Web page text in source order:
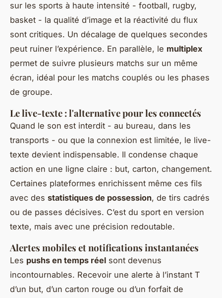
sur les sports à haute intensité - football, rugby,
basket - la qualité d’image et la réactivité du flux
sont critiques. Un décalage de quelques secondes
peut ruiner l’expérience. En parallèle, le multiplex
permet de suivre plusieurs matchs sur un même
écran, idéal pour les matchs couplés ou les phases
de groupe.
Le live-texte : l'alternative pour les connectés
Quand le son est interdit - au bureau, dans les
transports - ou que la connexion est limitée, le live-
texte devient indispensable. Il condense chaque
action en une ligne claire : but, carton, changement.
Certaines plateformes enrichissent même ces fils
avec des statistiques de possession, de tirs cadrés
ou de passes décisives. C’est du sport en version
texte, mais avec une précision redoutable.
Alertes mobiles et notifications instantanées
Les pushs en temps réel sont devenus
incontournables. Recevoir une alerte à l’instant T
d’un but, d’un carton rouge ou d’un forfait de